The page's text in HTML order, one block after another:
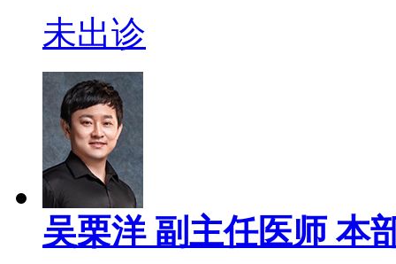
未出诊
吴栗洋 副主任医师本